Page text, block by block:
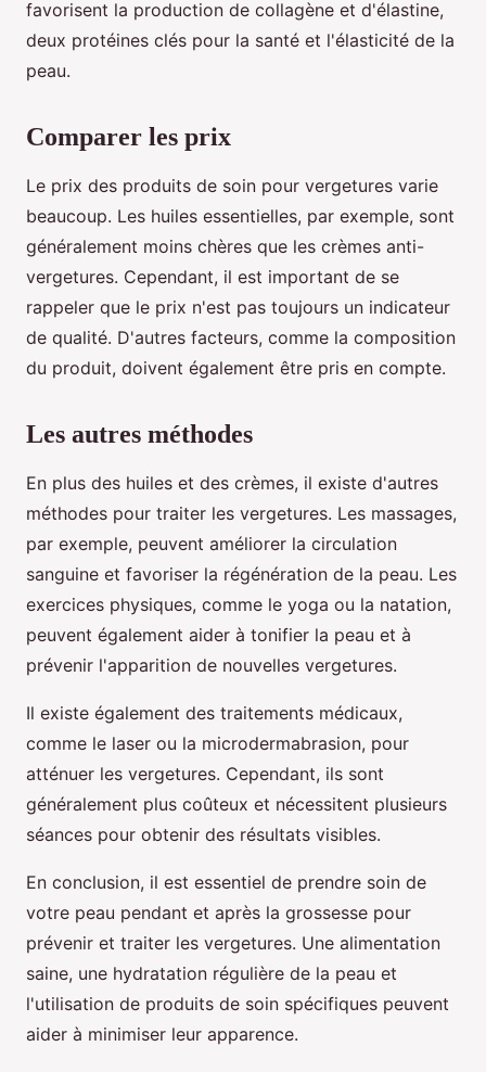
favorisent la production de collagène et d'élastine,
deux protéines clés pour la santé et l'élasticité de la
peau.
Comparer les prix
Le prix des produits de soin pour vergetures varie
beaucoup. Les huiles essentielles, par exemple, sont
généralement moins chères que les crèmes anti-
vergetures. Cependant, il est important de se
rappeler que le prix n'est pas toujours un indicateur
de qualité. D'autres facteurs, comme la composition
du produit, doivent également être pris en compte.
Les autres méthodes
En plus des huiles et des crèmes, il existe d'autres
méthodes pour traiter les vergetures. Les massages,
par exemple, peuvent améliorer la circulation
sanguine et favoriser la régénération de la peau. Les
exercices physiques, comme le yoga ou la natation,
peuvent également aider à tonifier la peau et à
prévenir l'apparition de nouvelles vergetures.
Il existe également des traitements médicaux,
comme le laser ou la microdermabrasion, pour
atténuer les vergetures. Cependant, ils sont
généralement plus coûteux et nécessitent plusieurs
séances pour obtenir des résultats visibles.
En conclusion, il est essentiel de prendre soin de
votre peau pendant et après la grossesse pour
prévenir et traiter les vergetures. Une alimentation
saine, une hydratation régulière de la peau et
l'utilisation de produits de soin spécifiques peuvent
aider à minimiser leur apparence.